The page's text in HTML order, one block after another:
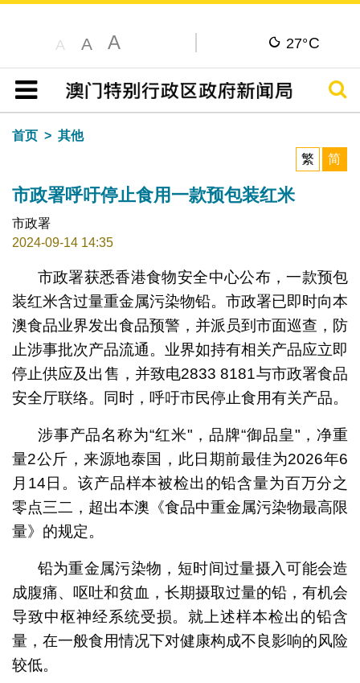
A A A 27°C
目录
搜寻
首页
其他
繁
简
市政署呼吁停止食用一款预包装红米
市政署
2024-09-14 14:35
市政署获悉香港食物安全中心公布，一款预包
装红米含过量重金属污染物铅。市政署已即时向本
澳食品业界发出食品预警，并派员到市面巡查，防
止涉事批次产品流通。业界如持有相关产品应立即
停止供应及出售，并致电2833 8181与市政署食品
安全厅联络。同时，呼吁市民停止食用有关产品。
涉事产品名称为“红米"，品牌“御品皇"，净重
量2公斤，来源地泰国，此日期前最佳为2026年6
月14日。该产品样本被检出的铅含量为百万分之
零点三二，超出本澳《食品中重金属污染物最高限
量》的规定。
铅为重金属污染物，短时间过量摄入可能会造
成腹痛、呕吐和贫血，长期摄取过量的铅，有机会
导致中枢神经系统受损。就上述样本检出的铅含
量，在一般食用情况下对健康构成不良影响的风险
较低。